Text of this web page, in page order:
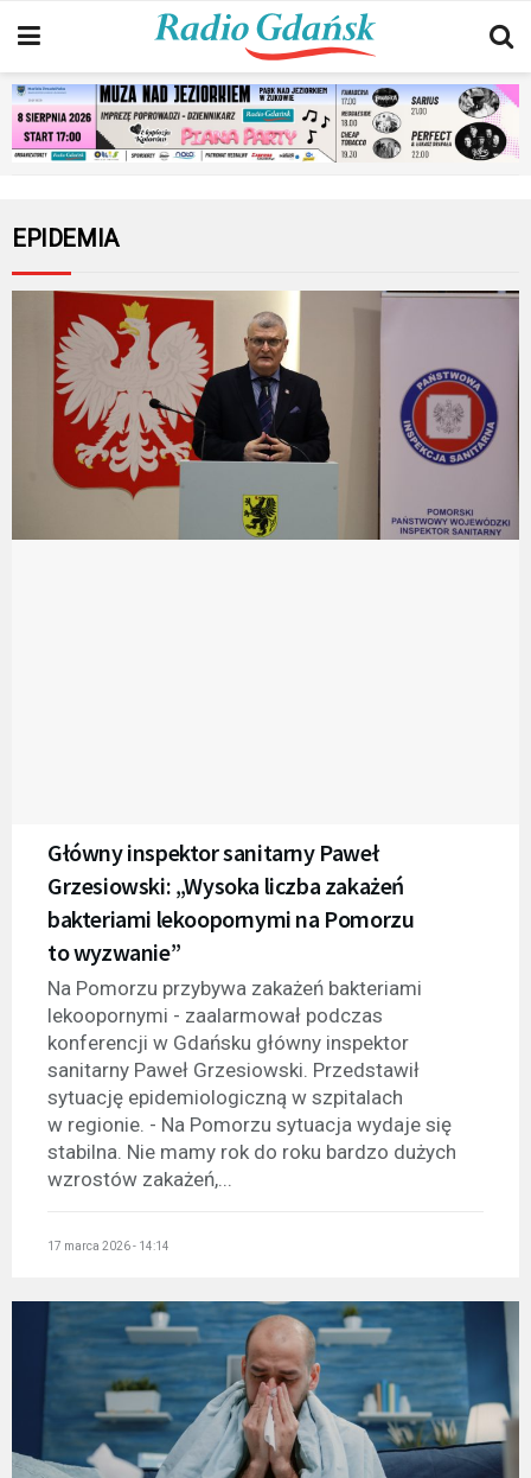
EPIDEMIA
Główny inspektor sanitarny Paweł
Grzesiowski: „Wysoka liczba zakażeń
bakteriami lekoopornymi na Pomorzu
to wyzwanie”
Na Pomorzu przybywa zakażeń bakteriami
lekoopornymi - zaalarmował podczas
konferencji w Gdańsku główny inspektor
sanitarny Paweł Grzesiowski. Przedstawił
sytuację epidemiologiczną w szpitalach
w regionie. - Na Pomorzu sytuacja wydaje się
stabilna. Nie mamy rok do roku bardzo dużych
wzrostów zakażeń,...
17 marca 2026 - 14:14